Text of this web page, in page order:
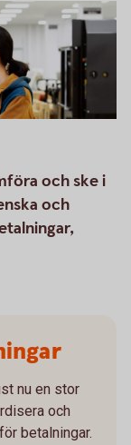
och ske i
och
nu en stor
och
betalningar.